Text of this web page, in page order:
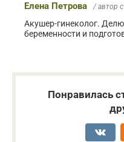
Елена Петрова / автор
Акушер-гинеколог.
беременности и
Понравилась